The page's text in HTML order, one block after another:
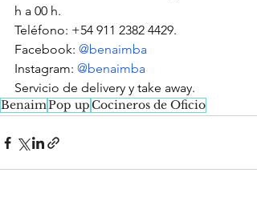
h a 00 h.
Teléfono: +54 911 2382 4429.
Facebook: @benaimba
Instagram: @benaimba
Servicio de delivery y take away.
BenaimPop upCocineros de Oficio